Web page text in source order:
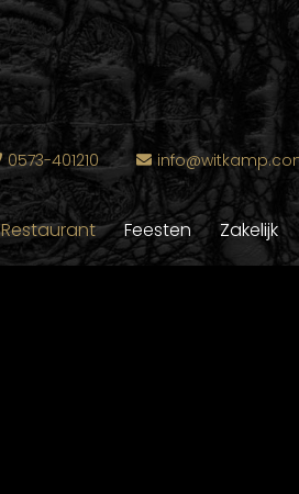
0573-401210
Restaurant Feesten Zakelijk